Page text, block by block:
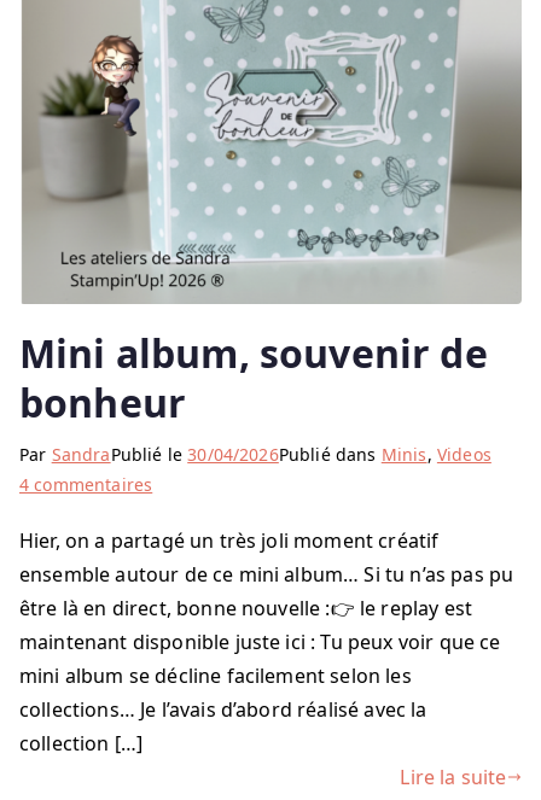
Mini album, souvenir de
bonheur
Par SandraPublié le30/04/2026Publié dans Minis, Videos
4 commentaires
album,
souvenir
de
bonheur
Hier, on a partagé un très joli moment créatif
ensemble autour de ce mini album… Si tu n’as pas pu
être là en direct, bonne nouvelle :👉 le replay est
maintenant disponible juste ici : Tu peux voir que ce
mini album se décline facilement selon les
collections… Je l’avais d’abord réalisé avec la
collection […]
Lire la suite